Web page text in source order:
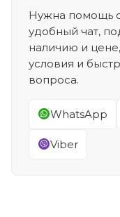
Нужна помощь
удобный чат,
наличию и
условия и
вопроса.
WhatsApp
Viber